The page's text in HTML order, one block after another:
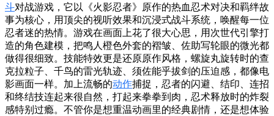
斗对战游戏，它以《火影忍者》原作的热血忍术对决和羁绊故
事为核心，用顶尖的视听效果和沉浸式战斗系统，唤醒每一位
忍者迷的热情。游戏在画面上花了很大心思，用次世代引擎打
造的角色建模，把鸣人橙色外套的褶皱、佐助写轮眼的微光都
做得很细致。技能特效更是还原原作风格，螺旋丸旋转时的查
克拉粒子、千鸟的雷光轨迹、须佐能乎拔剑的压迫感，都像电
影画面一样。加上流畅的动作捕捉，忍者的闪避、结印、连招
和终结技连起来很自然，打起来拳拳到肉，忍术释放时的炸裂
感特别过瘾。不管你是想重温动画里的经典剧情，还是想体验